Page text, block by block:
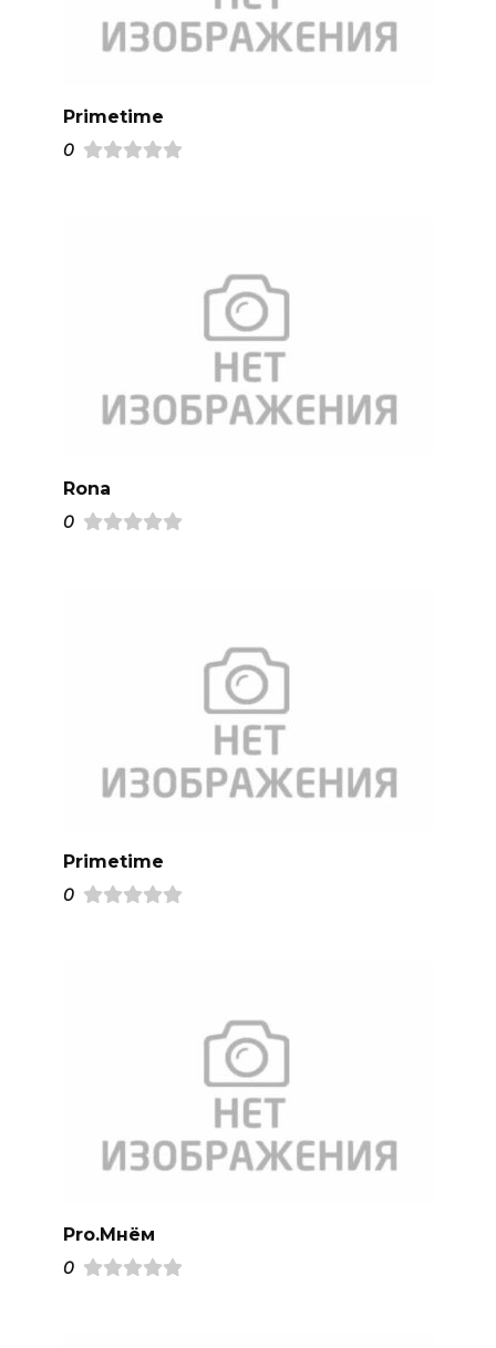
Primetime
0
Rona
0
Primetime
0
Pro.Mнём
0